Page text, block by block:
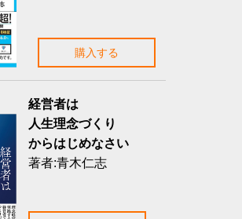
購入する
経営者は
人生理念づくり
からはじめなさい
著者:青木仁志